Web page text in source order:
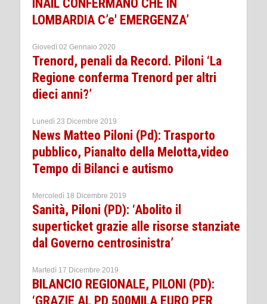
INAIL CONFERMANO CHE IN
LOMBARDIA C’e' EMERGENZA’
Giovedì 02 Gennaio 2020
Trenord, penali da Record. Piloni ‘La
Regione conferma Trenord per altri
dieci anni?’
Lunedì 23 Dicembre 2019
News Matteo Piloni (Pd): Trasporto
pubblico, Pianalto della Melotta,video
Tempo di Bilanci e autismo
Mercoledì 18 Dicembre 2019
Sanità, Piloni (PD): ‘Abolito il
superticket grazie alle risorse stanziate
dal Governo centrosinistra’
Martedì 17 Dicembre 2019
BILANCIO REGIONALE, PILONI (PD):
‘GRAZIE AL PD 500MILA EURO PER